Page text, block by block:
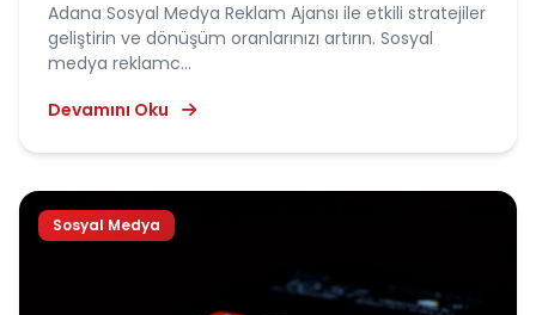
Adana Sosyal Medya Reklam Ajansı ile etkili stratejiler
geliştirin ve dönüşüm oranlarınızı artırın. Sosyal
medya reklamc...
Devamını Oku
Sosyal Medya